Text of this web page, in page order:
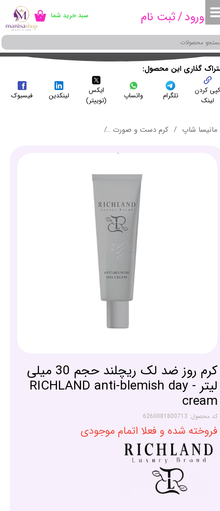
ورود/ثبت نامحساب کاربری من
تغییر گذر واژه
سفارشات
خروج از حساب کاربری
۰ سبد خرید شما
مانیسا شاپ کرم دست و صورت
کرم روز ضد لک ریچلند حجم 30 میلی
لیتر - RICHLAND anti-blemish day
cream
کد محصول: 6260081800713
فروخته شده و فعلا اتمام موجودی
کردن
لینک
تلگرام واتساپ
ایکس
(توییتر)
لینکدین فیسبوک
گذاری این محصول